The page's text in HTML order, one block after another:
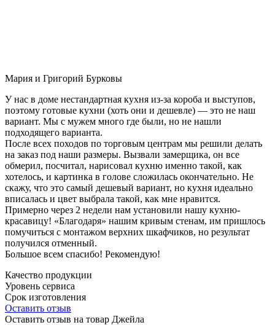
Мария и Григорий Бурковы
У нас в доме нестандартная кухня из-за короба и выступов,
поэтому готовые кухни (хоть они и дешевле) — это не наш
вариант. Мы с мужем много где были, но не нашли
подходящего варианта.
После всех походов по торговым центрам мы решили делать
на заказ под наши размеры. Вызвали замерщика, он все
обмерил, посчитал, нарисовал кухню именно такой, как
хотелось, и картинка в голове сложилась окончательно. Не
скажу, что это самый дешевый вариант, но кухня идеально
вписалась и цвет выбрала такой, как мне нравится.
Примерно через 2 недели нам установили нашу кухню-
красавицу! «Благодаря» нашим кривым стенам, им пришлось
помучиться с монтажом верхних шкафчиков, но результат
получился отменный.
Большое всем спасибо! Рекомендую!
Качество продукции
Уровень сервиса
Срок изготовления
Оставить отзыв
Оставить отзыв на товар Джейла